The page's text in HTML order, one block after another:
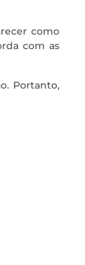
como
com as
Portanto,